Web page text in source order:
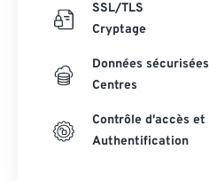
SSL/TLS
Cryptage
Données sécurisées
Centres
Contrôle d'accès et
Authentification